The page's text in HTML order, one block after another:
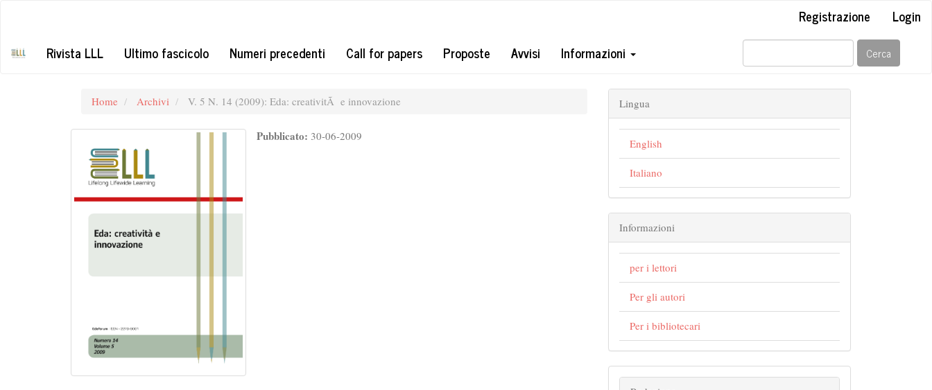
##plugins.themes.bootstrap3.accessible_menu.sidebar##
Registrazione
Login
Rivista LLL
Ultimo fascicolo Numeri precedenti Call for papers Proposte Avvisi Informazioni Cerca
Home Archivi V. 5 N. 14 (2009): Eda: creativitÃ e innovazione
Pubblicato: 30-06-2009
Lingua
English
Italiano
Informazioni
per i lettori
Per gli autori
Per i bibliotecari